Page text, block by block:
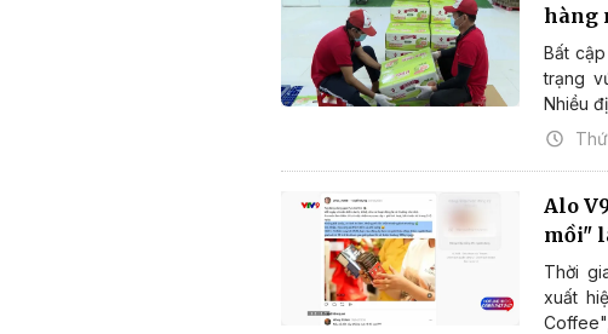
hàng
Bất
trạng
Nhiều
Alo
mồi"
Thời
xuất